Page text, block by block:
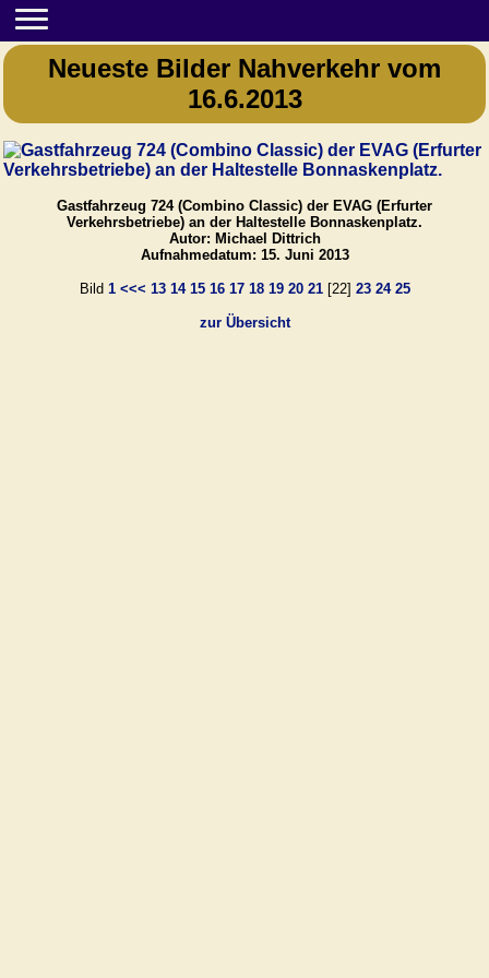
Neueste Bilder Nahverkehr vom
16.6.2013
Gastfahrzeug 724 (Combino Classic) der EVAG (Erfurter
Verkehrsbetriebe) an der Haltestelle Bonnaskenplatz.
Autor: Michael Dittrich
Aufnahmedatum: 15. Juni 2013
Bild 1 <<< 13 14 15 16 17 18 19 20 21[22] 23 24 25
zur Übersicht